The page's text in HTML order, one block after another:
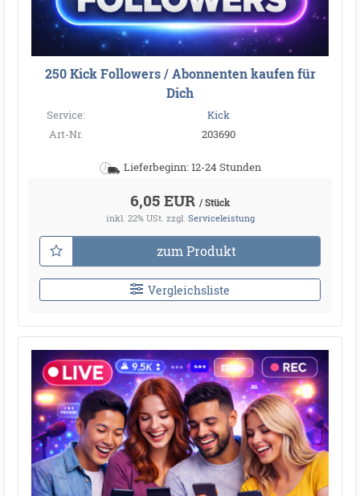
250 Kick Followers / Abonnenten kaufen für
Dich
Service:
Kick
Art-Nr.
203690
Lieferbeginn: 12-24 Stunden
6,05 EUR / Stück
inkl. 22% USt. zzgl. Serviceleistung
zum Produkt
Vergleichsliste